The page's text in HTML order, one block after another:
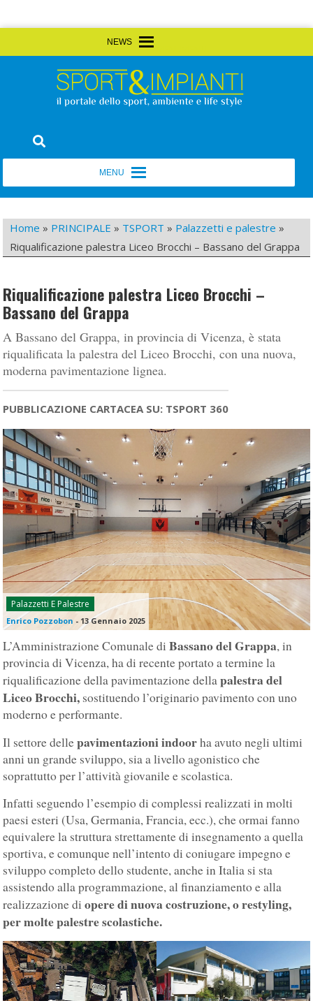
to
Sport&Impianti
Home » PRINCIPALE » TSPORT » Palazzetti e palestre »
Riqualificazione palestra Liceo Brocchi – Bassano del Grappa
Riqualificazione palestra Liceo Brocchi –
Bassano del Grappa
A Bassano del Grappa, in provincia di Vicenza, è stata
riqualificata la palestra del Liceo Brocchi, con una nuova,
moderna pavimentazione lignea.
PUBBLICAZIONE CARTACEA SU: TSPORT 360
Palazzetti E Palestre
Enrico Pozzobon - 13 Gennaio 2025
L’Amministrazione Comunale diBassano del Grappa, in
provincia di Vicenza, ha di recente portato a termine la
riqualificazione della pavimentazione dellapalestra del
Liceo Brocchi, sostituendo l’originario pavimento con uno
moderno e performante.
Il settore dellepavimentazioni indoorha avuto negli ultimi
anni un grande sviluppo, sia a livello agonistico che
soprattutto per l’attività giovanile e scolastica.
Infatti seguendo l’esempio di complessi realizzati in molti
paesi esteri (Usa, Germania, Francia, ecc.), che ormai fanno
equivalere la struttura strettamente di insegnamento a quella
sportiva, e comunque nell’intento di coniugare impegno e
sviluppo completo dello studente, anche in Italia si sta
assistendo alla programmazione, al finanziamento e alla
realizzazione diopere di nuova costruzione, o restyling,
per molte palestre scolastiche.